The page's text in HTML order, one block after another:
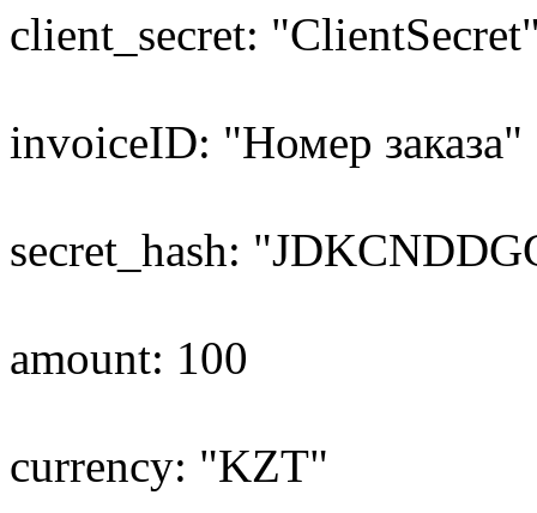
client_secret:
invoiceID: "Номер заказа"
secret_hash:
amount: 100
currency: "KZT"